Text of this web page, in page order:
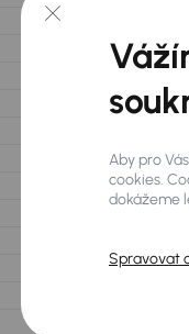
Aby pro
cookies.
dokážeme
Spravovat